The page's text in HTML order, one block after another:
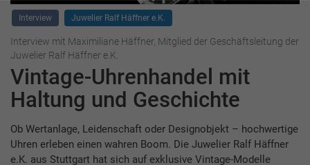
Interview Juwelier Ralf Häffner e.K.
Interview mit Maximiliane Häffner, Mitglied der Geschäftsleitung der
Juwelier Ralf Häffner e.K.
Vintage-Uhrenhandel mit
Haltung und Geschichte
Ob Wertanlage, Leidenschaft oder Designobjekt – hochwertige
Uhren erleben einen wahren Boom. Die Juwelier Ralf Häffner
e.K. aus Stuttgart hat sich auf exklusive Vintage-Modelle